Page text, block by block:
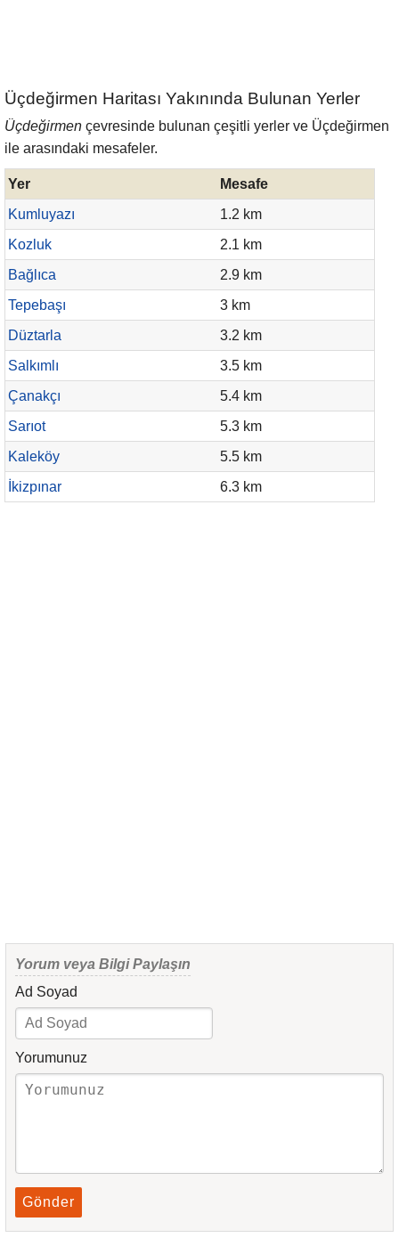
Üçdeğirmen Haritası Yakınında Bulunan Yerler
Üçdeğirmen çevresinde bulunan çeşitli yerler ve Üçdeğirmen
ile arasındaki mesafeler.
Yer
Mesafe
Kumluyazı
1.2 km
Kozluk
2.1 km
Bağlıca
2.9 km
Tepebaşı
3 km
Düztarla
3.2 km
Salkımlı
3.5 km
Çanakçı
5.4 km
Sarıot
5.3 km
Kaleköy
5.5 km
İkizpınar
6.3 km
Yorum veya Bilgi Paylaşın
Ad Soyad
Yorumunuz
Gönder